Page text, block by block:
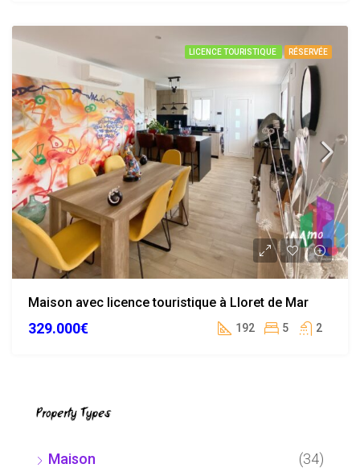
LICENCE TOURISTIQUE RÉSERVÉE
Maison avec licence touristique à Lloret de Mar
329.000€ 192 5 2
Property Types
Maison
(34)